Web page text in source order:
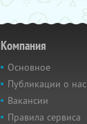
Компания
Основное
Публикации о нас
Вакансии
Правила сервиса